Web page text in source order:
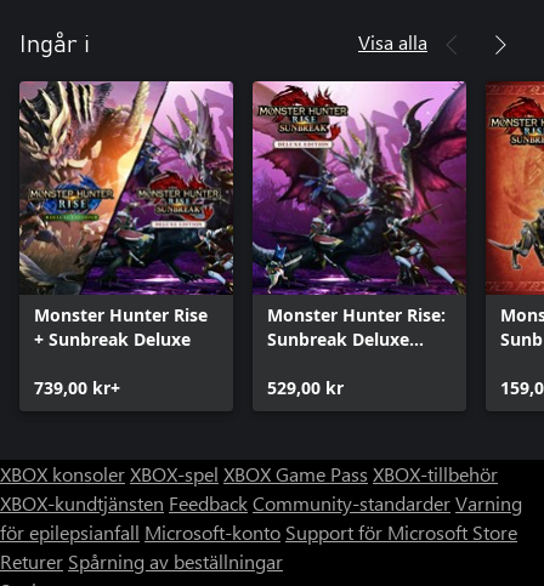
Ingår i Visa alla
Monster Hunter Rise
+ Sunbreak Deluxe
739,00 kr+
Monster Hunter Rise:
Sunbreak Deluxe
529,00 kr
XBOX konsolerXBOX-spel XBOX Game Pass XBOX-tillbehör
XBOX-kundtjänsten FeedbackCommunity-standarderVarning
för epilepsianfall Microsoft-konto Support för Microsoft Store
Returer Spårning av beställningar